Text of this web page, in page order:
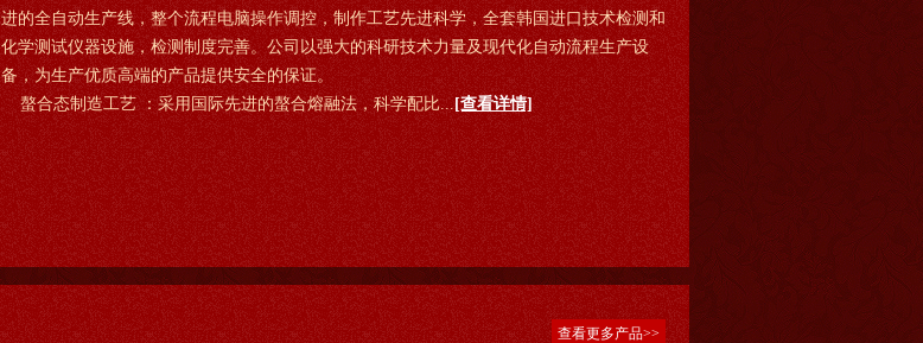
进的全自动生产线，整个流程电脑操作调控，制作工艺先进科学，全套韩国进口技术检测和
化学测试仪器设施，检测制度完善。公司以强大的科研技术力量及现代化自动流程生产设
备，为生产优质高端的产品提供安全的保证。
螯合态制造工艺 ：采用国际先进的螯合熔融法，科学配比... [查看详情]
查看更多产品>>